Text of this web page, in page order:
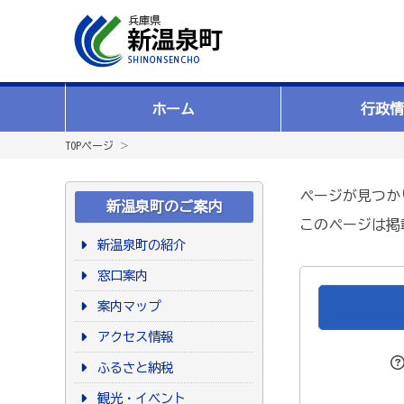
ホーム 行政
TOPページ ＞
新温泉町のご案内
新温泉町の紹介
窓口案内
案内マップ
アクセス情報
ふるさと納税
観光・イベント
ページが見つ
このページは